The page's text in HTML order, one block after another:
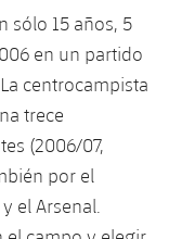
sólo 15 años, 5
en un partido
centrocampista
trece
(2006/07,
por el
el Arsenal.